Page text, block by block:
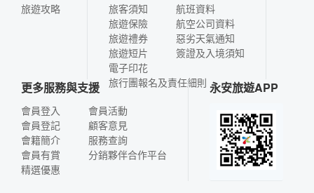
旅遊攻略
旅客須知
旅遊保險
旅遊禮券
旅遊短片
電子印花
航班資料
航空公司資料
惡劣天氣通知
簽證及入境須知
旅行團報名及責任細則
更多服務與支援
會員登入
會員登記
會籍簡介
會員有賞
精選優惠
會員活動
顧客意見
服務查詢
分銷夥伴合作平台
永安旅遊APP